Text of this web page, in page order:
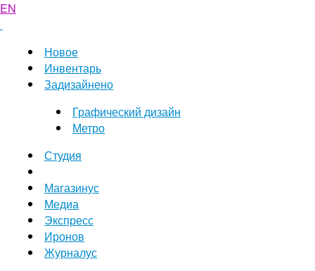
EN
Новое
Инвентарь
Задизайнено
Графический дизайн
Метро
Студия
Магазинус
Медиа
Экспресс
Иронов
Журналус